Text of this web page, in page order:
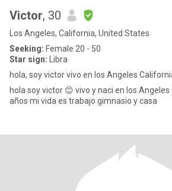
Victor, 30
Los Angeles, California, United States
Seeking: Female 20 - 50
Star sign: Libra
hola, soy victor vivo en los Angeles
hola soy victor 😊 vivo y naci en los
años mi vida es trabajo gimnasio y casa